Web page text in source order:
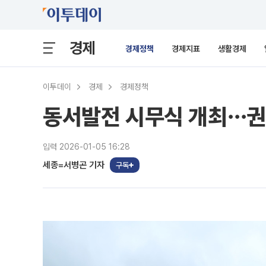
경제 경제정책 경제지표 생활경제
이투데이 경제 경제정책
동서발전 시무식 개최⋯
입력 2026-01-05 16:28
세종=서병곤 기자 구독